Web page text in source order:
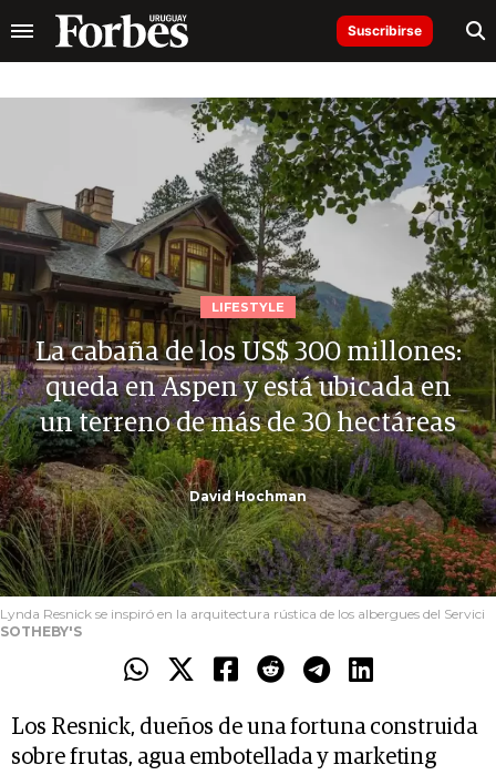
Suscribirse
LIFESTYLE
La cabaña de los US$ 300 millones:
queda en Aspen y está ubicada en
un terreno de más de 30 hectáreas
David Hochman
Lynda Resnick se inspiró en la arquitectura rústica de los albergues del Servici
SOTHEBY'S
Los Resnick, dueños de una fortuna construida
sobre frutas, agua embotellada y marketing